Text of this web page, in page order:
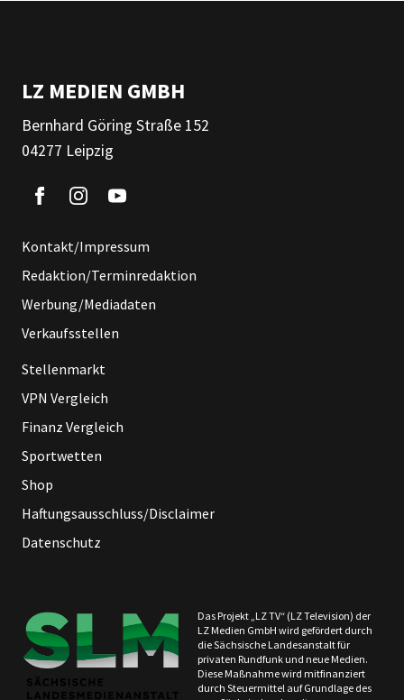
LZ MEDIEN GMBH
Bernhard Göring Straße 152
04277 Leipzig
Kontakt/Impressum
Redaktion/Terminredaktion
Werbung/Mediadaten
Verkaufsstellen
Stellenmarkt
VPN Vergleich
Finanz Vergleich
Sportwetten
Shop
Haftungsausschluss/Disclaimer
Datenschutz
Das Projekt „LZ TV“ (LZ Television) der
LZ Medien GmbH wird gefördert durch
die Sächsische Landesanstalt für
privaten Rundfunk und neue Medien.
Diese Maßnahme wird mitfinanziert
durch Steuermittel auf Grundlage des